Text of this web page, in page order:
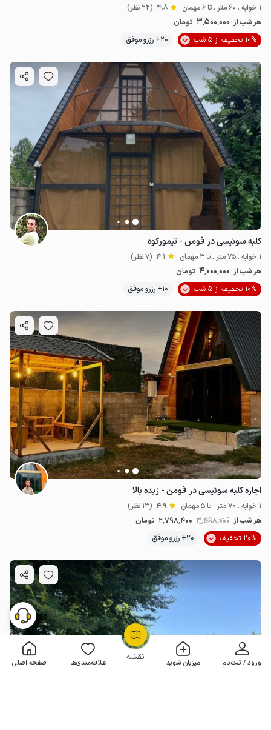
نقشه ورود / ثبت‌نام میزبان شوید علاقه‌مندی‌ها صفحه اصلی
OpenStreetMap
1 خوابه . 60 متر . تا 6 مهمان 4.8 (22 نظر)
هر شب از 3٬500٬000 تومان
10% تخفیف از 5 شب
20+ رزرو موفق
کلبه سوئیسی در فومن - تیمورکوه
1 خوابه . 75 متر . تا 3 مهمان 4.1 (7 نظر)
هر شب از 4٬000٬000 تومان
10% تخفیف از 5 شب
10+ رزرو موفق
اجاره کلبه سوئیسی در فومن - زیده بالا
1 خوابه . 70 متر . تا 5 مهمان 4.9 (13 نظر)
هر شب از 3٬498٬000 2٬798٬400 تومان
20% تخفیف
20+ رزرو موفق